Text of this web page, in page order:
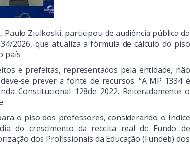
Ziulkoski, participou de audiência pública da
2026, que atualiza a fórmula de cálculo do piso
país.
e prefeitas, representados pela entidade, não
se prever a fonte de recursos. “A MP 1334 é
Constitucional 128de 2022. Reiteradamente o
o piso dos professores, considerando o Índice
do crescimento da receita real do Fundo de
dos Profissionais da Educação (Fundeb) dos